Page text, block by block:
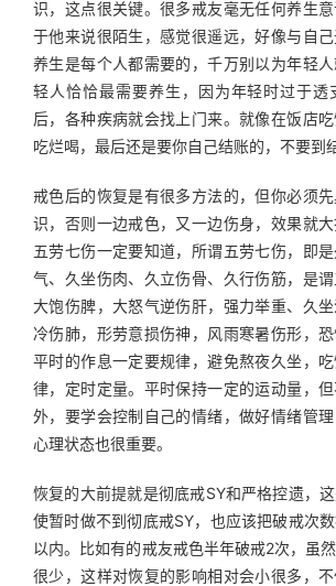
识，这点很关键。很多戒友毫无任何养生
于他来说很陌生，感觉很遥远，好像与自己
养生是每个人都需要的，千万别以为年轻
轻人恰恰最需要养生，因为年轻时过于透
后，各种疾病就会找上门来。就像在饭店
吃烂喝，最后还是要你自己结账的，不要到
戒色后的恢复是有很多方法的，但你必须
识，否则一边戒色，又一边伤身，效果就
五劳七伤一定要知道，所谓五劳七伤，即
气、久坐伤肉、久立伤骨、久行伤筋，是谓
大饱伤脾，大怒气逆伤肝，强力举重、久
冷伤肺，形劳意损伤神，风雨寒暑伤形，
平时的作息一定要规律，避免熬夜久坐，
律，定时定量。平时保持一定的运动量，
外，要学会控制自己的情绪，做好情绪管
心理状态也很重要。
恢复的大前提就是彻底戒SY和严格控遗，
使暂时做不到彻底戒SY，也应该把破戒次
以内。比如有的戒友戒色半年破戒2次，虽
很少，这样对恢复的影响相对会小很多，